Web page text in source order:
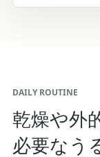
DAILY ROUTINE
乾燥や外
必要なう